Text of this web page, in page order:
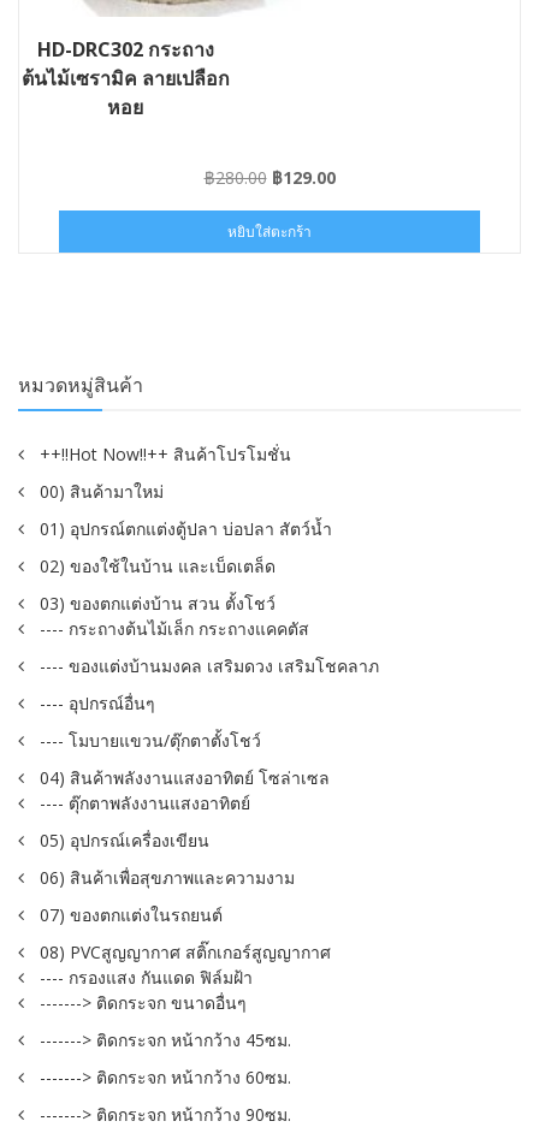
HD-DRC302 กระถาง
ต้นไม้เซรามิค ลายเปลือก
หอย
฿280.00 Original
was:
฿280.00.
฿129.00Current
฿129.00.
หยิบใส่ตะกร้า
หมวดหมู่สินค้า
++!!Hot Now!!++ สินค้าโปรโมชั่น
00) สินค้ามาใหม่
01) อุปกรณ์ตกแต่งตู้ปลา บ่อปลา สัตว์น้ำ
02) ของใช้ในบ้าน และเบ็ดเตล็ด
03) ของตกแต่งบ้าน สวน ตั้งโชว์
---- กระถางต้นไม้เล็ก กระถางแคคตัส
---- ของแต่งบ้านมงคล เสริมดวง เสริมโชคลาภ
---- อุปกรณ์อื่นๆ
---- โมบายแขวน/ตุ๊กตาตั้งโชว์
04) สินค้าพลังงานแสงอาทิตย์ โซล่าเซล
---- ตุ๊กตาพลังงานแสงอาทิตย์
05) อุปกรณ์เครื่องเขียน
06) สินค้าเพื่อสุขภาพและความงาม
07) ของตกแต่งในรถยนต์
08) PVCสูญญากาศ สติ๊กเกอร์สูญญากาศ
---- กรองแสง กันแดด ฟิล์มฝ้า
-------> ติดกระจก ขนาดอื่นๆ
-------> ติดกระจก หน้ากว้าง 45ซม.
-------> ติดกระจก หน้ากว้าง 60ซม.
-------> ติดกระจก หน้ากว้าง 90ซม.